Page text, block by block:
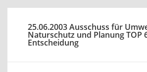
25.06.2003 Ausschuss für
Naturschutz und Planung TOP
Entscheidung